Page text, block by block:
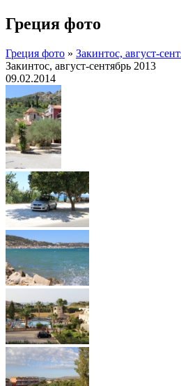
Греция фото
Греция фото » Закинтос, август-
Закинтос, август-сентябрь 2013
09.02.2014